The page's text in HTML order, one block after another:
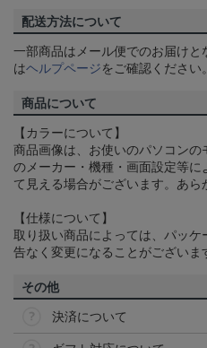
配送方法について
一部商品はメール便でのお届けと
はヘルプページをご確認ください。
商品について
【カラーについて】
商品画像は、お使いのパソコン
のメーカー・機種・画面設定等
て見える場合がございます。あら
【仕様について】
取り扱い商品によっては、パッ
告なく変更になることがございま
その他
決済について